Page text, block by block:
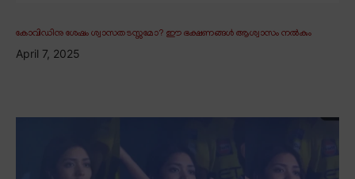
കോവിഡിനു ശേഷം ശ്വാസതടസ്സമോ? ഈ ഭക്ഷണങ്ങൾ ആശ്വാസം നൽകും
April 7, 2025